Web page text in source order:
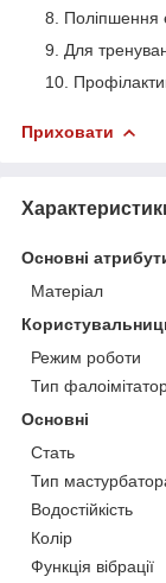
Поліпшення
Для
Приховати
Основні
Матеріал
Режим роботи
Тип
Основні
Стать
Тип
Водостійкість
Колір
Функція вібрації